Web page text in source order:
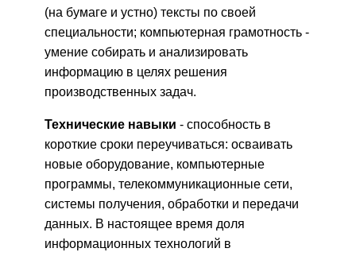
(на бумаге и устно) тексты по своей
специальности; компьютерная грамотность -
умение собирать и анализировать
информацию в целях решения
производственных задач.
Технические навыки - способность в
короткие сроки переучиваться: осваивать
новые оборудование, компьютерные
программы, телекоммуникационные сети,
системы получения, обработки и передачи
данных. В настоящее время доля
информационных технологий в